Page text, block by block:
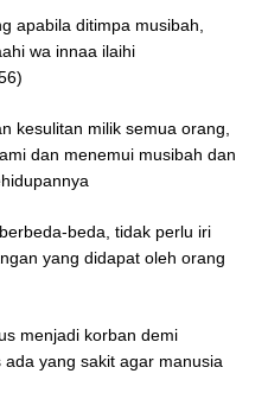
apabila ditimpa musibah,
wa innaa ilaihi
kesulitan milik semua orang,
dan menemui musibah dan
beda, tidak perlu iri
yang didapat oleh orang
menjadi korban demi
yang sakit agar manusia